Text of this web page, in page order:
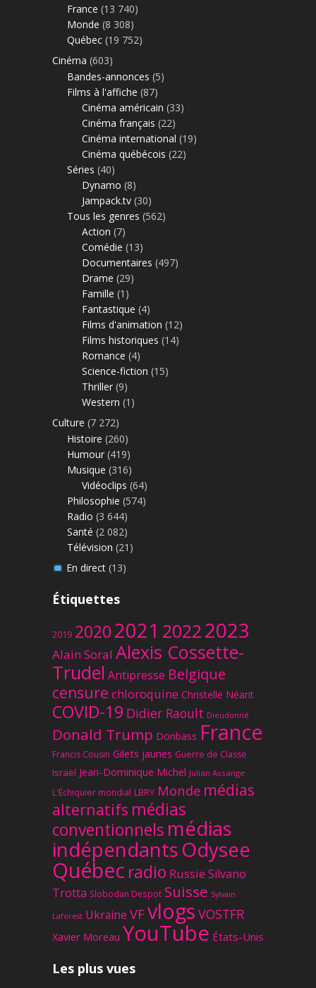
France (13 740)
Monde (8 308)
Québec (19 752)
Cinéma (603)
Bandes-annonces (5)
Films à l'affiche (87)
Cinéma américain (33)
Cinéma français (22)
Cinéma international (19)
Cinéma québécois (22)
Séries (40)
Dynamo (8)
Jampack.tv (30)
Tous les genres (562)
Action (7)
Comédie (13)
Documentaires (497)
Drame (29)
Famille (1)
Fantastique (4)
Films d'animation (12)
Films historiques (14)
Romance (4)
Science-fiction (15)
Thriller (9)
Western (1)
Culture (7 272)
Histoire (260)
Humour (419)
Musique (316)
Vidéoclips (64)
Philosophie (574)
Radio (3 644)
Santé (2 082)
Télévision (21)
En direct(13)
Étiquettes
2019 20202021 20222023
Alain Soral Alexis Cossette-
Trudel Antipresse Belgique
censure chloroquine Christelle Néant
COVID-19 Didier Raoult Dieudonné
Donald Trump Donbass France
Francis Cousin Gilets jaunes Guerre de Classe
Israël Jean-Dominique Michel Julian Assange
L'Échiquier mondial LBRY Monde médias
alternatifs médias
conventionnels médias
indépendantsOdysee
Québec radio Russie Silvano
Trotta Slobodan Despot Suisse Sylvain
Laforest Ukraine VFvlogs VOSTFR
Xavier Moreau YouTube États-Unis
Les plus vues